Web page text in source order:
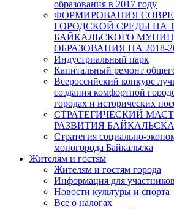
образования в 2017 году
ФОРМИРОВАНИЯ
ГОРОДСКОЙ СРЕДЫ НА
БАЙКАЛЬСКОГО
ОБРАЗОВАНИЯ НА 2018-
Индустриальный парк
Капитальный ремонт
Всероссийский конкурс
создания комфортной
городах и исторических
СТРАТЕГИЧЕСКИЙ
РАЗВИТИЯ БАЙКАЛЬСКА
Стратегия социально-
моногорода Байкальска
Жителям и гостям
Жителям и гостям города
Информация для
Новости культуры и спорта
Все о налогах